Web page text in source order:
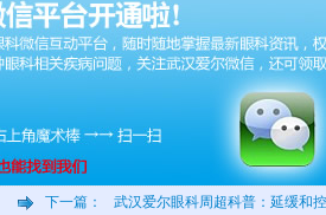
下一篇： 武汉爱尔眼科周超科普：延缓和